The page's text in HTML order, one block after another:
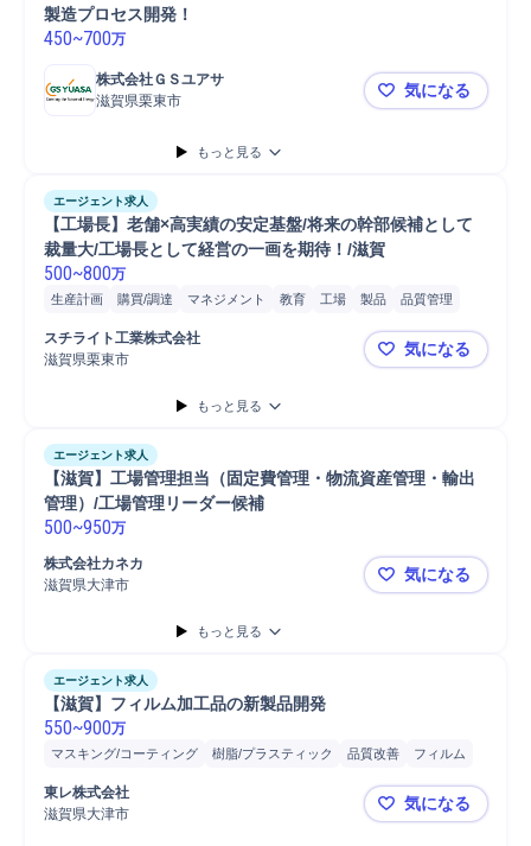
製造プロセス開発！
450~700万
株式会社ＧＳユアサ
滋賀県栗東市
【プロセス
気になる
もっと見る
エージェント求人
【工場長】老舗×高実績の安定基盤/将来の幹部候補として
裁量大/工場長として経営の一画を期待！/滋賀
500~800万
生産計画 購買/調達 マネジメント 教育 工場 製品
品質管理
工程管理 コンプライアンス
SCM/生産管理/購買/物流
PC
資料作成
スチライト工業株式会社
滋賀県栗東市
【工場長】
気になる
もっと見る
エージェント求人
【滋賀】工場管理担当（固定費管理・物流資産管理・輸出
管理）/工場管理リーダー候補
500~950万
株式会社カネカ
滋賀県大津市
【滋賀】工
気になる
もっと見る
エージェント求人
【滋賀】フィルム加工品の新製品開発
550~900万
マスキング/コーティング 樹脂/プラスティック 品質改善
フィルム
技術開発
東レ株式会社
滋賀県大津市
【滋賀】フ
気になる